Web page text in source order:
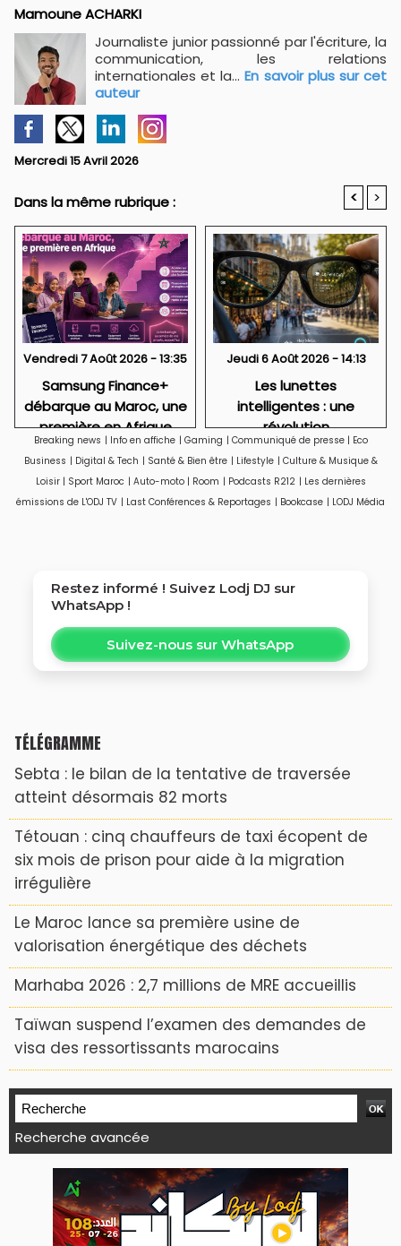
Mamoune ACHARKI
Journaliste junior passionné par l'écriture, la
communication, les relations
internationales et la...En savoir plus sur cet
auteur
Mercredi 15 Avril 2026
Dans la même rubrique : < >
Vendredi 7 Août 2026 - 13:35
Samsung Finance+
débarque au Maroc, une
première en Afrique
Jeudi 6 Août 2026 - 14:13
Les lunettes
intelligentes : une
révolution
technologique qui
soulève aussi des
questions sur la vie
privée
Breaking news | Info en affiche | Gaming | Communiqué de presse | Eco
Business | Digital & Tech | Santé & Bien être | Lifestyle | Culture & Musique &
Loisir | Sport Maroc | Auto-moto | Room | Podcasts R212 | Les dernières
émissions de L'ODJ TV | Last Conférences & Reportages | Bookcase | LODJ Média
Restez informé ! Suivez Lodj DJ sur
WhatsApp !
Suivez-nous sur WhatsApp
TÉLÉGRAMME
Sebta : le bilan de la tentative de traversée
atteint désormais 82 morts
Tétouan : cinq chauffeurs de taxi écopent de
six mois de prison pour aide à la migration
irrégulière
Le Maroc lance sa première usine de
valorisation énergétique des déchets
Marhaba 2026 : 2,7 millions de MRE accueillis
Taïwan suspend l’examen des demandes de
visa des ressortissants marocains
Recherche avancée